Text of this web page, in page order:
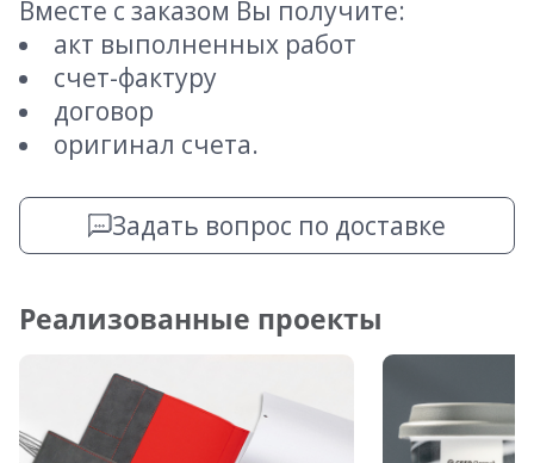
Вместе с заказом Вы получите:
акт выполненных работ
счет-фактуру
договор
оригинал счета.
Задать вопрос по доставке
Реализованные проекты